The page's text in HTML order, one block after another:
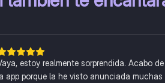
estoy realmente sorprendida. Acabo
app porque la he visto anunciada muchas